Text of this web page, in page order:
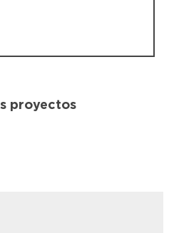
proyectos